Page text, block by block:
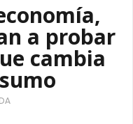
a probar
cambia